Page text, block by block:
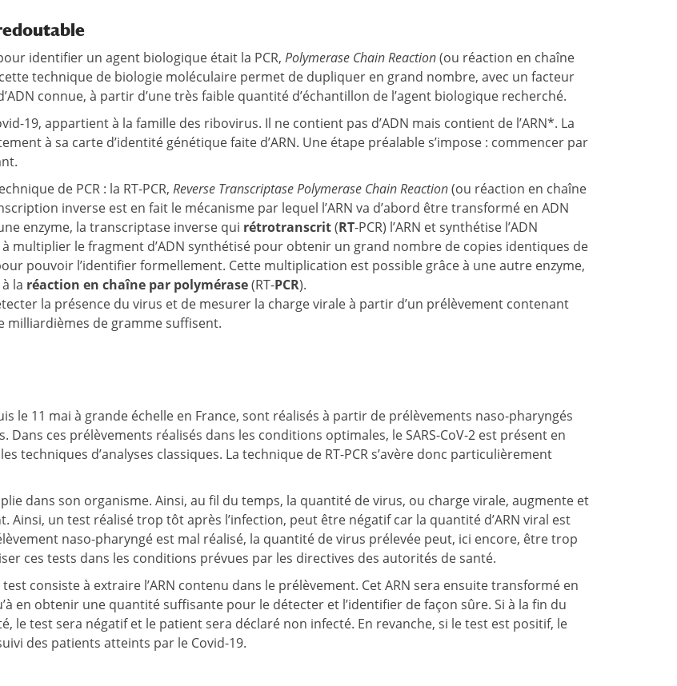
identifier un agent biologique était la PCR, Polymerase Chain Reaction(ou réaction en chaîne
technique de biologie moléculaire permet de dupliquer en grand nombre, avec un facteur
connue, à partir d’une très faible quantité d’échantillon de l’agent biologique recherché.
19, appartient à la famille des ribovirus. Il ne contient pas d’ADN mais contient de l’ARN*. La
à sa carte d’identité génétique faite d’ARN. Une étape préalable s’impose : commencer par
de PCR : la RT-PCR, Reverse Transcriptase Polymerase Chain Reaction(ou réaction en chaîne
inverse est en fait le mécanisme par lequel l’ARN va d’abord être transformé en ADN
enzyme, la transcriptase inverse qui rétrotranscrit(RT-PCR) l’ARN et synthétise l’ADN
multiplier le fragment d’ADN synthétisé pour obtenir un grand nombre de copies identiques de
pouvoir l’identifier formellement. Cette multiplication est possible grâce à une autre enzyme,
la réaction en chaîne par polymérase(RT-PCR).
la présence du virus et de mesurer la charge virale à partir d’un prélèvement contenant
milliardièmes de gramme suffisent.
le 11 mai à grande échelle en France, sont réalisés à partir de prélèvements naso-pharyngés
Dans ces prélèvements réalisés dans les conditions optimales, le SARS-CoV-2 est présent en
d’analyses classiques. La technique de RT-PCR s’avère donc particulièrement
dans son organisme. Ainsi, au fil du temps, la quantité de virus, ou charge virale, augmente et
Ainsi, un test réalisé trop tôt après l’infection, peut être négatif car la quantité d’ARN viral est
naso-pharyngé est mal réalisé, la quantité de virus prélevée peut, ici encore, être trop
ces tests dans les conditions prévues par les directives des autorités de santé.
consiste à extraire l’ARN contenu dans le prélèvement. Cet ARN sera ensuite transformé en
en obtenir une quantité suffisante pour le détecter et l’identifier de façon sûre. Si à la fin du
le test sera négatif et le patient sera déclaré non infecté. En revanche, si le test est positif, le
des patients atteints par le Covid-19.